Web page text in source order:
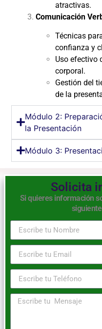
atractivas.
Comunicación
Técnicas
confianza y
Uso efectivo
corporal.
Gestión del
de la
Módulo 2:
la Presentación
Módulo 3:
Solicita
Si quieres información